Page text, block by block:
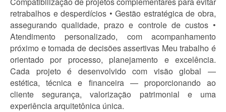
retrabalhos e desperdícios • Gestão estratégica de obra,
assegurando qualidade, prazo e controle de custos •
Atendimento personalizado, com acompanhamento
próximo e tomada de decisões assertivas Meu trabalho é
orientado por processo, planejamento e excelência.
Cada projeto é desenvolvido com visão global —
estética, técnica e financeira — proporcionando ao
cliente segurança, valorização patrimonial e uma
experiência arquitetônica única.